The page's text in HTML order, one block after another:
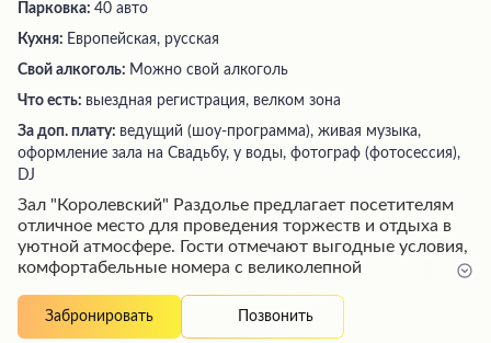
Парковка: 40 авто
Кухня: Европейская, русская
Свой алкоголь: Можно свой алкоголь
Что есть: выездная регистрация, велком зона
За доп. плату: ведущий (шоу-программа), живая музыка,
оформление зала на Свадьбу, у воды, фотограф (фотосессия),
DJ
Зал "Королевский" Раздолье предлагает посетителям
отличное место для проведения торжеств и отдыха в
уютной атмосфере. Гости отмечают выгодные условия,
комфортабельные номера с великолепной
различными фотозонами и зоопарком. Радушное
обслуживание, вкусные блюда с большими порциями и
Забронировать Позвонить